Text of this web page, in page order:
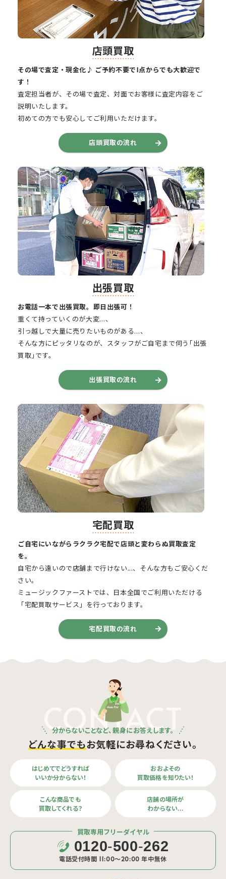
店頭買取
その場で査定・現金化♪ ご予約不要で1点からでも大歓迎で
す！
査定担当者が、その場で査定、対面でお客様に査定内容をご
説明いたします。
初めての方でも安心してご利用いただけます。
店頭買取の流れ
出張買取
お電話一本で出張買取。即日出張可！
重くて持っていくのが大変…、
引っ越しで大量に売りたいものがある…、
そんな方にピッタリなのが、スタッフがご自宅まで伺う｢出張
買取｣です。
出張買取の流れ
宅配買取
ご自宅にいながらラクラク宅配で店頭と変わらぬ買取査定
を。
自宅から遠いので店舗まで行けない...、そんな方もご安心くだ
さい。
ミュージックファーストでは、日本全国でご利用いただける
「宅配買取サービス」を行っております。
宅配買取の流れ
CONTACT
分からないことなど、親身にお答えします。
どんな事でもお気軽にお尋ねください。
はじめてでどうすれば
いいか分からない！
おおよその
買取価格を知りたい！
こんな商品でも
買取してくれる？
店舗の場所が
わからない…
買取専用フリーダイヤル
0120-500-262
電話受付時間 11:00〜20:00 年中無休